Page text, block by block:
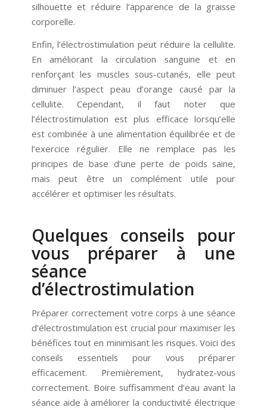
silhouette et réduire l’apparence de la graisse
corporelle.
Enfin, l’électrostimulation peut réduire la cellulite.
En améliorant la circulation sanguine et en
renforçant les muscles sous-cutanés, elle peut
diminuer l’aspect peau d’orange causé par la
cellulite. Cependant, il faut noter que
l’électrostimulation est plus efficace lorsqu’elle
est combinée à une alimentation équilibrée et de
l’exercice régulier. Elle ne remplace pas les
principes de base d’une perte de poids saine,
mais peut être un complément utile pour
accélérer et optimiser les résultats.
Quelques conseils pour
vous préparer à une
séance
d’électrostimulation
Préparer correctement votre corps à une séance
d’électrostimulation est crucial pour maximiser les
bénéfices tout en minimisant les risques. Voici des
conseils essentiels pour vous préparer
efficacement. Premièrement, hydratez-vous
correctement. Boire suffisamment d’eau avant la
séance aide à améliorer la conductivité électrique